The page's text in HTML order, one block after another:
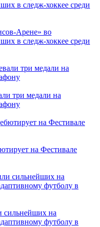
Арене» во
в следж-хоккее среди
три медали на
на Фестивале
сильнейших на
футболу в